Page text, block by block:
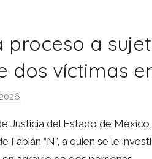
proceso a
dos víctimas
r
S
Justicia del Estado de
Fabián “N”, a quien se le